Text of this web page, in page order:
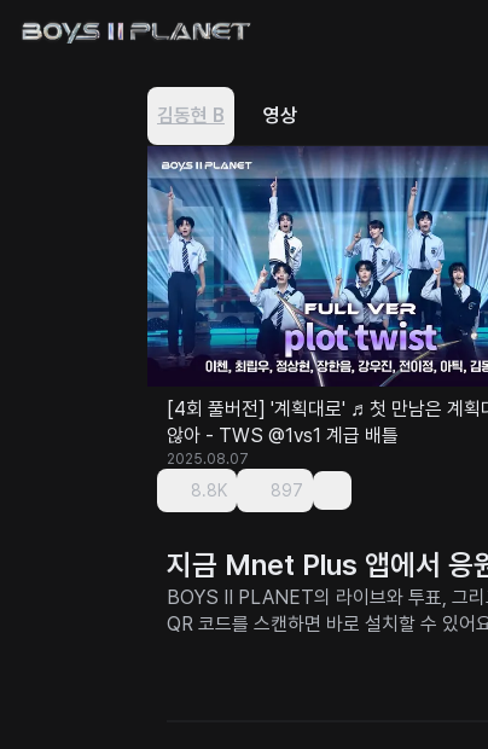
김동현 B 영상
[4회 풀버전] '계획대로' ♬첫 만남은 계획대로 되지
않아 - TWS @1vs1 계급 배틀
2025.08.07
8.8K 897
지금 Mnet Plus 앱에서 응
BOYS II PLANET의 라이브와 투표, 그
QR 코드를 스캔하면 바로 설치할 수 있어